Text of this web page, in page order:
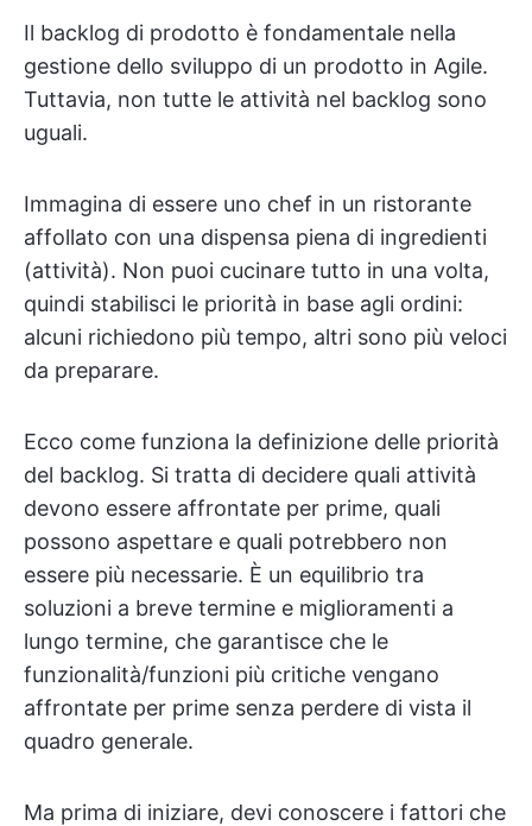
Il backlog di prodotto è fondamentale nella
gestione dello sviluppo di un prodotto in Agile.
Tuttavia, non tutte le attività nel backlog sono
uguali.
Immagina di essere uno chef in un ristorante
affollato con una dispensa piena di ingredienti
(attività). Non puoi cucinare tutto in una volta,
quindi stabilisci le priorità in base agli ordini:
alcuni richiedono più tempo, altri sono più veloci
da preparare.
Ecco come funziona la definizione delle priorità
del backlog. Si tratta di decidere quali attività
devono essere affrontate per prime, quali
possono aspettare e quali potrebbero non
essere più necessarie. È un equilibrio tra
soluzioni a breve termine e miglioramenti a
lungo termine, che garantisce che le
funzionalità/funzioni più critiche vengano
affrontate per prime senza perdere di vista il
quadro generale.
Ma prima di iniziare, devi conoscere i fattori che